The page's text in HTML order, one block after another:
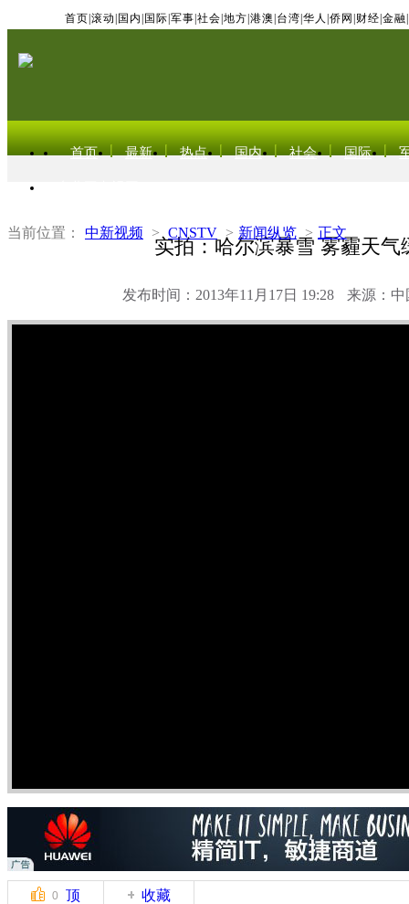
首页 滚动 国内 国际 军事 社会 地方 港澳 台湾 华人 侨网 财经 金融
首页 最新 热点 国内 社会 国际
当前位置： 中新视频 > CNSTV > 新闻纵览 > 正文
实拍：哈尔滨暴雪 雾霾天气
发布时间：2013年11月17日 19:28 来源：中
0 顶 收藏